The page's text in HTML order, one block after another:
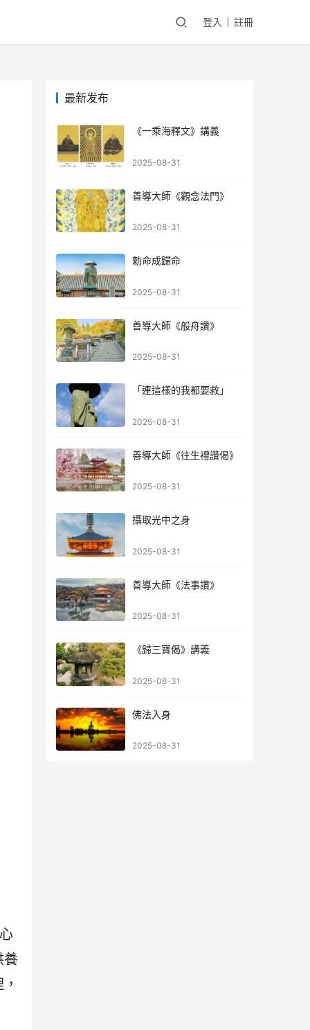
登入 註冊
養
最新发布
《一乘海釋文》講義
2025-08-31
善導大師《觀念法門》
2025-08-31
勅命成歸命
2025-08-31
善導大師《般舟讚》
2025-08-31
「連這樣的我都要救」
2025-08-31
善導大師《往生禮讚偈》
2025-08-31
攝取光中之身
2025-08-31
善導大師《法事讚》
2025-08-31
《歸三寶偈》講義
2025-08-31
佛法入身
2025-08-31